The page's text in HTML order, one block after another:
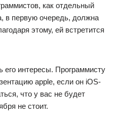
как отдельный
в первую очередь, должна
этому, ей встретится
его интересы. Программисту
apple, если он iOS-
что у вас не будет
не стоит.